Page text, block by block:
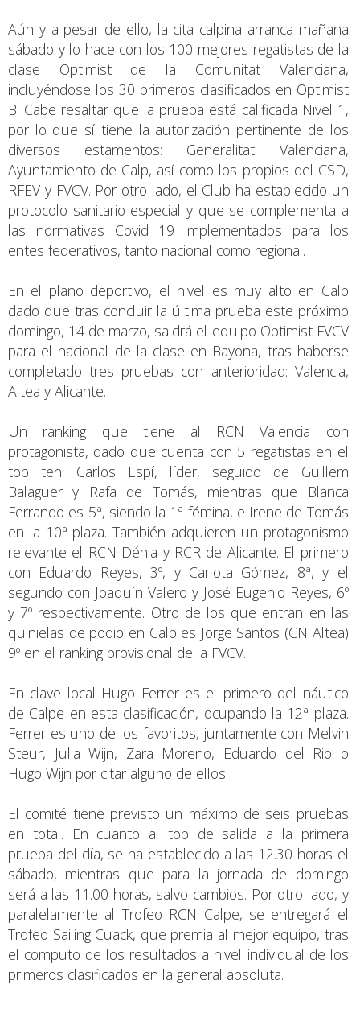
Aún y a pesar de ello, la cita calpina arranca mañana
sábado y lo hace con los 100 mejores regatistas de la
clase Optimist de la Comunitat Valenciana,
incluyéndose los 30 primeros clasificados en Optimist
B. Cabe resaltar que la prueba está calificada Nivel 1,
por lo que sí tiene la autorización pertinente de los
diversos estamentos: Generalitat Valenciana,
Ayuntamiento de Calp, así como los propios del CSD,
RFEV y FVCV. Por otro lado, el Club ha establecido un
protocolo sanitario especial y que se complementa a
las normativas Covid 19 implementados para los
entes federativos, tanto nacional como regional.
En el plano deportivo, el nivel es muy alto en Calp
dado que tras concluir la última prueba este próximo
domingo, 14 de marzo, saldrá el equipo Optimist FVCV
para el nacional de la clase en Bayona, tras haberse
completado tres pruebas con anterioridad: Valencia,
Altea y Alicante.
Un ranking que tiene al RCN Valencia con
protagonista, dado que cuenta con 5 regatistas en el
top ten: Carlos Espí, líder, seguido de Guillem
Balaguer y Rafa de Tomás, mientras que Blanca
Ferrando es 5ª, siendo la 1ª fémina, e Irene de Tomás
en la 10ª plaza. También adquieren un protagonismo
relevante el RCN Dénia y RCR de Alicante. El primero
con Eduardo Reyes, 3º, y Carlota Gómez, 8ª, y el
segundo con Joaquín Valero y José Eugenio Reyes, 6º
y 7º respectivamente. Otro de los que entran en las
quinielas de podio en Calp es Jorge Santos (CN Altea)
9º en el ranking provisional de la FVCV.
En clave local Hugo Ferrer es el primero del náutico
de Calpe en esta clasificación, ocupando la 12ª plaza.
Ferrer es uno de los favoritos, juntamente con Melvin
Steur, Julia Wijn, Zara Moreno, Eduardo del Rio o
Hugo Wijn por citar alguno de ellos.
El comité tiene previsto un máximo de seis pruebas
en total. En cuanto al top de salida a la primera
prueba del día, se ha establecido a las 12.30 horas el
sábado, mientras que para la jornada de domingo
será a las 11.00 horas, salvo cambios. Por otro lado, y
paralelamente al Trofeo RCN Calpe, se entregará el
Trofeo Sailing Cuack, que premia al mejor equipo, tras
el computo de los resultados a nivel individual de los
primeros clasificados en la general absoluta.